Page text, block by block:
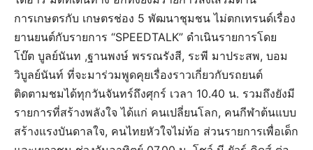
การเกษตรกับ เกษตรช่อง 5 พัฒนาชุมชน ไม่ตกเทรนด์เรื่อง
ยานยนต์กับรายการ “SPEEDTALK” ดำเนินรายการโดย
โบ๊ต บูลย์นันท ,ฐานพงษ์ พรรณรังสี, ระพี มาประสพ, บอม
วิบูลย์นันท์ ที่จะมาร่วมพูดคุยเรื่องราวเกี่ยวกับรถยนต์
ติดตามชมได้ทุกวันจันทร์ถึงศุกร์ เวลา 10.40 น. รวมถึงยังมี
รายการที่สร้างพลังใจ ได้แก่ คนเปลี่ยนโลก, คนกีฬาต้นแบบ
สร้างแรงบันดาลใจ, คนไทยหัวใจไม่ท้อ ส่วนรายการเพื่อเด็ก